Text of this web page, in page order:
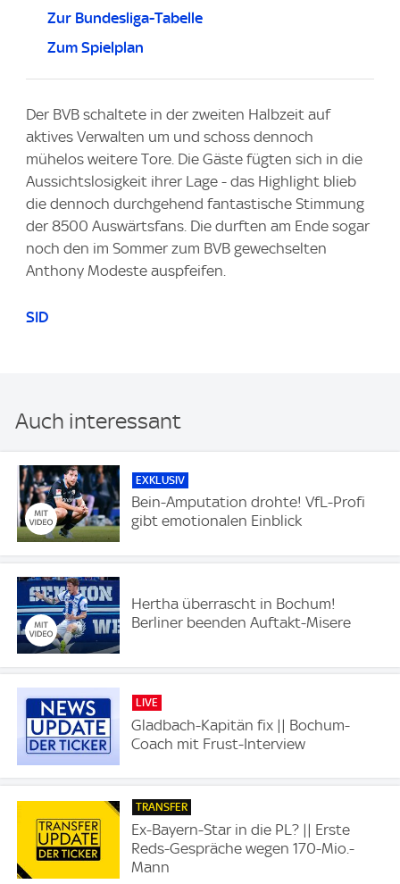
Zur Bundesliga-Tabelle
Zum Spielplan
Der BVB schaltete in der zweiten Halbzeit auf
aktives Verwalten um und schoss dennoch
mühelos weitere Tore. Die Gäste fügten sich in die
Aussichtslosigkeit ihrer Lage - das Highlight blieb
die dennoch durchgehend fantastische Stimmung
der 8500 Auswärtsfans. Die durften am Ende sogar
noch den im Sommer zum BVB gewechselten
Anthony Modeste auspfeifen.
SID
Auch interessant
EXKLUSIV
Bein-Amputation drohte! VfL-Profi
gibt emotionalen Einblick
Hertha überrascht in Bochum!
Berliner beenden Auftakt-Misere
LIVE
Gladbach-Kapitän fix || Bochum-
Coach mit Frust-Interview
TRANSFER
Ex-Bayern-Star in die PL? || Erste
Reds-Gespräche wegen 170-Mio.-
Mann